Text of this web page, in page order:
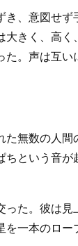
き、意図せず
きく、高く
た。声は互い
た無数の人間
という音が
った。彼は見
を一本のロー